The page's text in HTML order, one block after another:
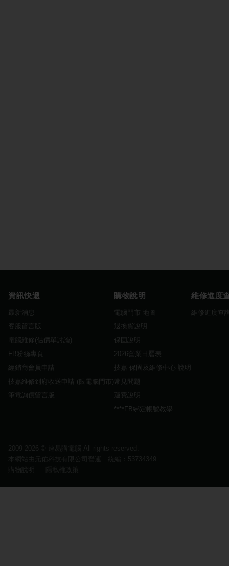
資訊快遞
最新消息
客服留言版
電腦維修(估價單討論)
FB粉絲專頁
經銷商會員申請
技嘉維修到府收送申請 (限電腦門市)
筆電詢價留言版
購物說明
電腦門市 地圖
退換貨說明
保固說明
2026營業日曆表
技嘉 保固及維修中心 說明
常見問題
運費說明
****FB綁定帳號教學
維修進度
維修進度查